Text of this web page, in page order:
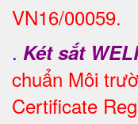
VN16/00059.
. Két sắt
chuẩn Môi
Certificate